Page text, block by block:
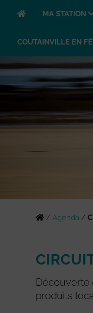
MA STATION
COUTAINVILLE EN
/ Agenda /
Découverte
produits